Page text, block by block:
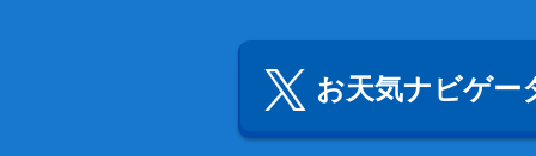
お天気ナビゲー